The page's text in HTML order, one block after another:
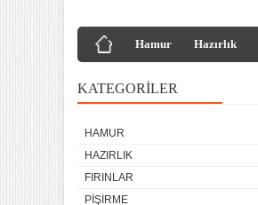
Hamur Hazırlık
KATEGORILER
HAMUR
HAZIRLIK
FIRINLAR
PIŞIRME